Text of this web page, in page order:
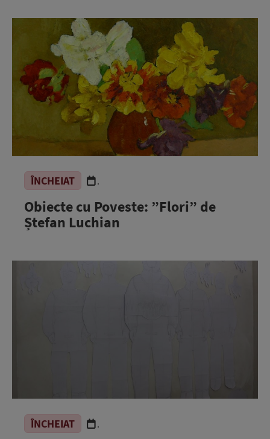
ÎNCHEIAT .
Obiecte cu Poveste: ”Flori” de
Ștefan Luchian
ÎNCHEIAT .